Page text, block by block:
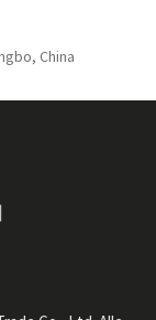
China